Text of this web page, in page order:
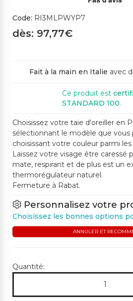
Code: RI3MLPWYP7
dès: 97,77€
Fait à la main en Italie avec
Ce produit est
STANDARD 100.
Choisissez votre taie d'oreiller en
sélectionnant le modèle que vous
choisissant votre couleur parmi les
Laissez votre visage être caressé
mate, respirant et de plus est un
thermorégulateur naturel.
Fermeture à Rabat.
Personnalisez votre
Choisissez les bonnes options
ANNULER ET
Quantité: